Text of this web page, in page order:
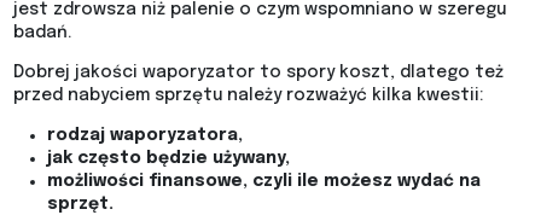
jest zdrowsza niż palenie o czym wspomniano w szeregu
badań.
Dobrej jakości waporyzator to spory koszt, dlatego też
przed nabyciem sprzętu należy rozważyć kilka kwestii:
rodzaj waporyzatora,
jak często będzie używany,
możliwości finansowe, czyli ile możesz wydać na
sprzęt.